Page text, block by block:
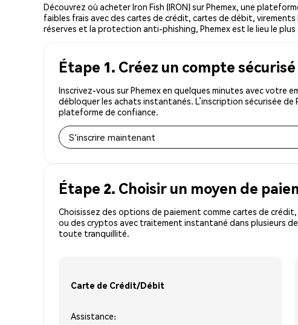
Découvrez où acheter Iron Fish (IRON) sur Phemex, une
faibles frais avec des cartes de crédit, cartes de débit,
réserves et la protection anti-phishing, Phemex est le lieu le
Étape 1. Créez un compte sécurisé
Inscrivez-vous sur Phemex en quelques minutes avec votre
débloquer les achats instantanés. L’inscription sécurisée
plateforme de confiance.
S'inscrire maintenant
Étape 2. Choisir un moyen de
Choisissez des options de paiement comme cartes de
ou des cryptos avec traitement instantané dans plusieurs
toute tranquillité.
Carte de Crédit/Débit
Assistance: